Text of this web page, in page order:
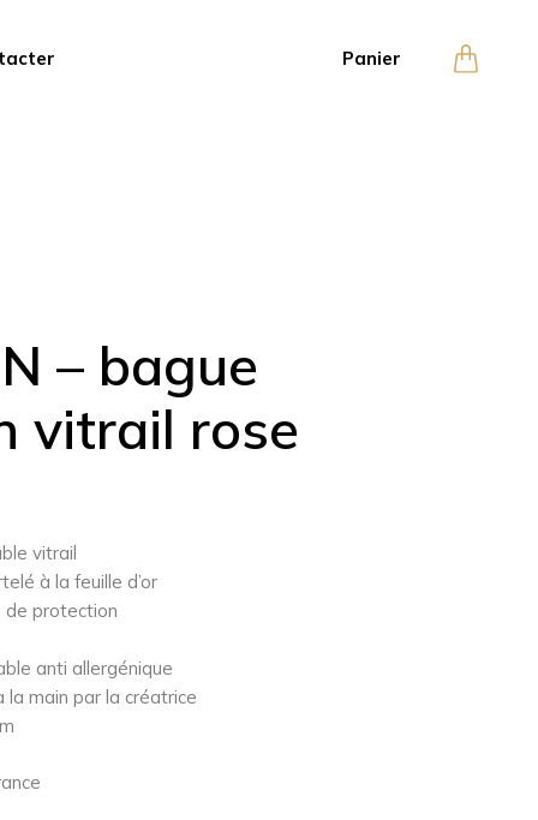
Panier
– bague
vitrail rose
vitrail
à la feuille d’or
de protection
anti allergénique
la main par la créatrice